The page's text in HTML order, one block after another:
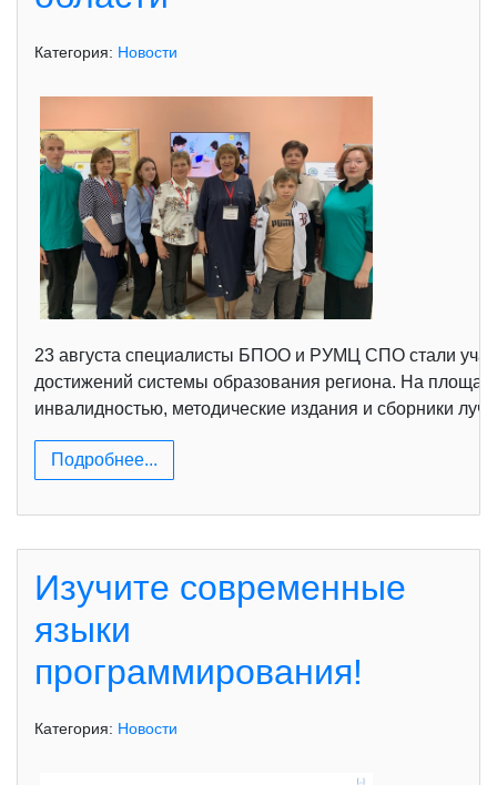
Категория: Новости
23 августа специалисты БПОО и РУМЦ СПО стали
достижений системы образования региона. На
инвалидностью, методические издания и сборники
Подробнее...
Изучите современные
языки
программирования!
Категория: Новости